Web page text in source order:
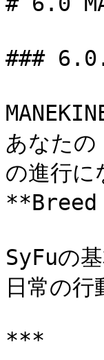
###
あなた
の進行
**Breed
SyFuの
日常の
***